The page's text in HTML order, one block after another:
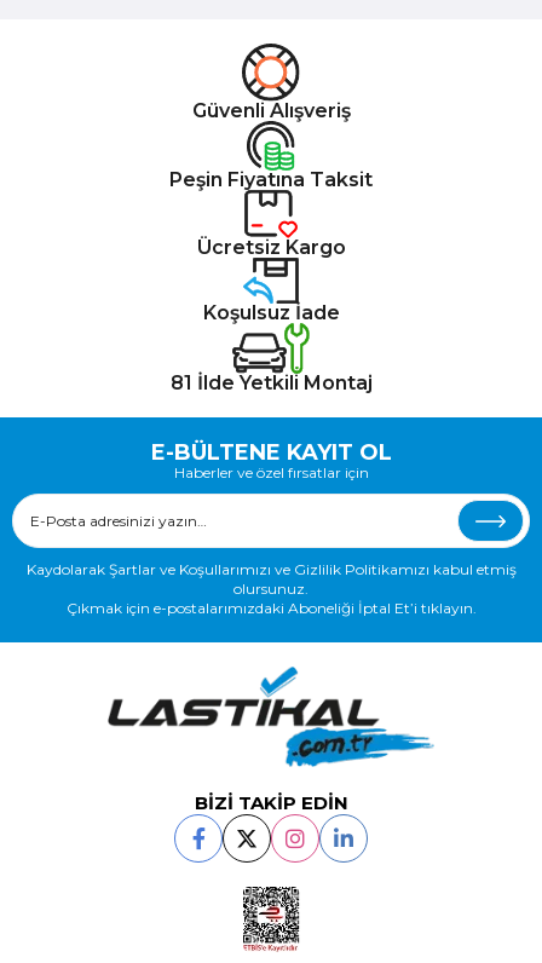
Güvenli Alışveriş
Peşin Fiyatına Taksit
Ücretsiz Kargo
Koşulsuz İade
81 İlde Yetkili Montaj
E-BÜLTENE KAYIT OL
Haberler ve özel fırsatlar için
Kaydolarak Şartlar ve Koşullarımızı ve Gizlilik Politikamızı kabul etmiş
olursunuz.
Çıkmak için e-postalarımızdaki Aboneliği İptal Et’i tıklayın.
BİZİ TAKİP EDİN